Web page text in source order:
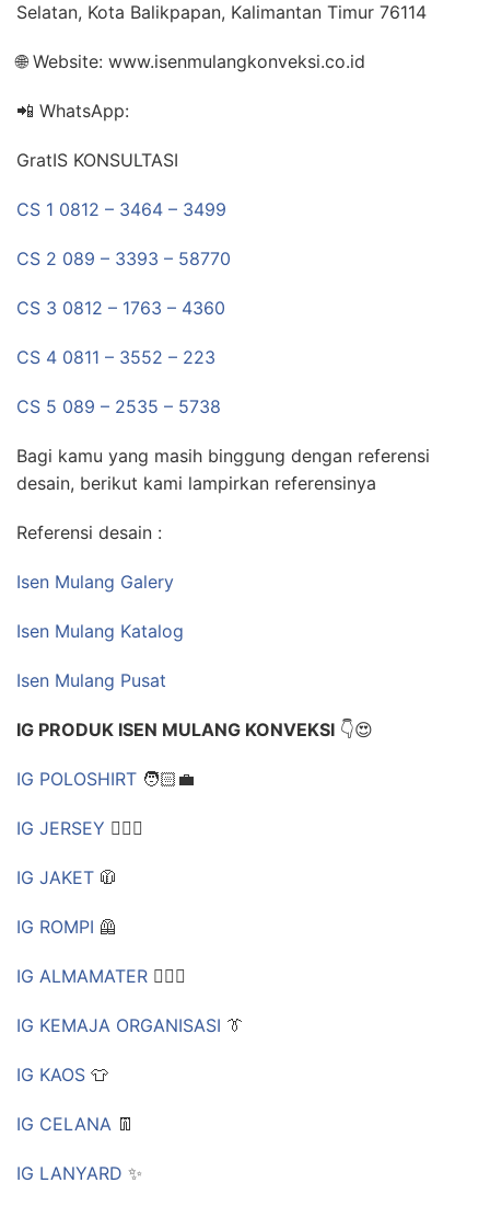
Selatan, Kota Balikpapan, Kalimantan Timur 76114
🌐 Website: www.isenmulangkonveksi.co.id
📲 WhatsApp:
GratIS KONSULTASI
CS 1 0812 – 3464 – 3499
CS 2 089 – 3393 – 58770
CS 3 0812 – 1763 – 4360
CS 4 0811 – 3552 – 223
CS 5 089 – 2535 – 5738
Bagi kamu yang masih binggung dengan referensi
desain, berikut kami lampirkan referensinya
Referensi desain :
Isen Mulang Galery
Isen Mulang Katalog
Isen Mulang Pusat
IG PRODUK ISEN MULANG KONVEKSI 👇😍
IG POLOSHIRT 🧑🏻‍💼
IG JERSEY 🏃🏻‍♀
IG JAKET 🧥
IG ROMPI 🦺
IG ALMAMATER 🕵🏼‍♀
IG KEMAJA ORGANISASI 👔
IG KAOS 👕
IG CELANA 👖
IG LANYARD ✨